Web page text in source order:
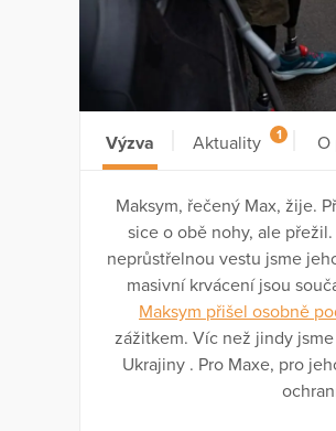
Výzva Aktuality 1 O
Maksym, řečený Max, žije.
sice o obě nohy, ale
neprůstřelnou vestu jsme
masivní krvácení jsou
Maksym přišel osobně
zážitkem. Víc než jindy
Ukrajiny . Pro Maxe, pro